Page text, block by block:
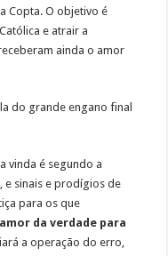
Copta. O objetivo é
e atrair a
ainda o amor
do grande engano final
vinda é segundo a
e sinais e prodígios de
para os que
da verdade para
a operação do erro,